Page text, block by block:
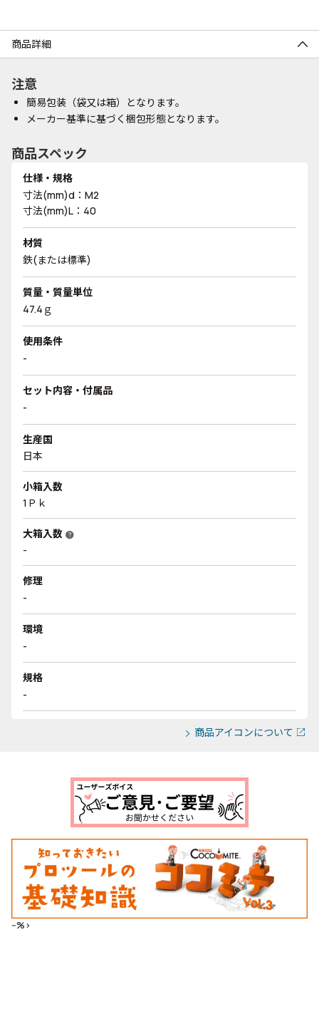
商品詳細
注意
簡易包装（袋又は箱）となります。
メーカー基準に基づく梱包形態となります。
商品スペック
仕様・規格
寸法(mm)d：M2
寸法(mm)L：40
材質
鉄(または標準)
質量・質量単位
47.4ｇ
使用条件
-
セット内容・付属品
-
生産国
日本
小箱入数
1Ｐｋ
大箱入数 help
-
修理
-
環境
-
規格
-
商品アイコンについて
--%>